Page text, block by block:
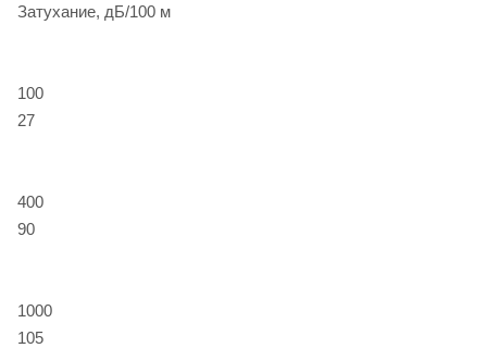
Затухание, дБ/100 м
100
27
400
90
1000
105